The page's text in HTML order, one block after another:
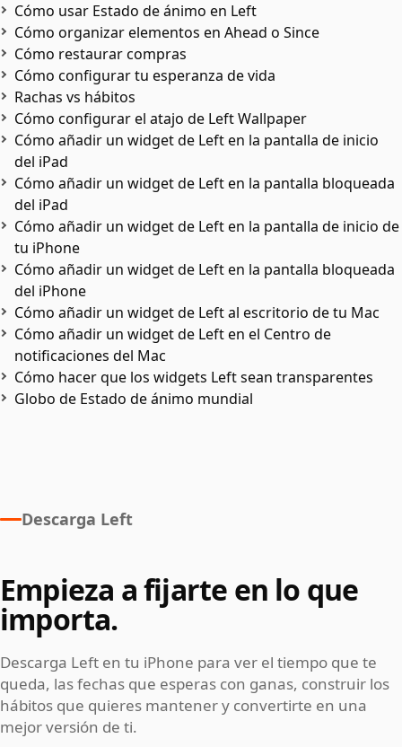
Cómo usar Estado de ánimo en Left
Cómo organizar elementos en Ahead o Since
Cómo restaurar compras
Cómo configurar tu esperanza de vida
Rachas vs hábitos
Cómo configurar el atajo de Left Wallpaper
Cómo añadir un widget de Left en la pantalla de inicio
del iPad
Cómo añadir un widget de Left en la pantalla bloqueada
del iPad
Cómo añadir un widget de Left en la pantalla de inicio de
tu iPhone
Cómo añadir un widget de Left en la pantalla bloqueada
del iPhone
Cómo añadir un widget de Left al escritorio de tu Mac
Cómo añadir un widget de Left en el Centro de
notificaciones del Mac
Cómo hacer que los widgets Left sean transparentes
Globo de Estado de ánimo mundial
Descarga Left
Empieza a fijarte en lo que
importa.
Descarga Left en tu iPhone para ver el tiempo que te
queda, las fechas que esperas con ganas, construir los
hábitos que quieres mantener y convertirte en una
mejor versión de ti.